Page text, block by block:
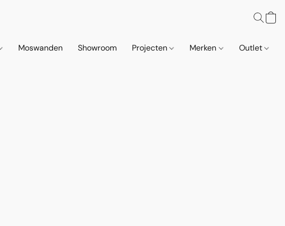
Moswanden Showroom Projecten Merken Outlet